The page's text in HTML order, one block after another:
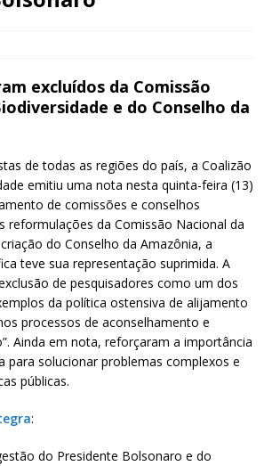
excluídos da Comissão
e do Conselho da
de todas as regiões do país, a Coalizão
emitiu uma nota nesta quinta-feira (13)
de comissões e conselhos
reformulações da Comissão Nacional da
do Conselho da Amazônia, a
teve sua representação suprimida. A
de pesquisadores como um dos
da política ostensiva de alijamento
processos de aconselhamento e
Ainda em nota, reforçaram a importância
para solucionar problemas complexos e
públicas.
:
do Presidente Bolsonaro e do